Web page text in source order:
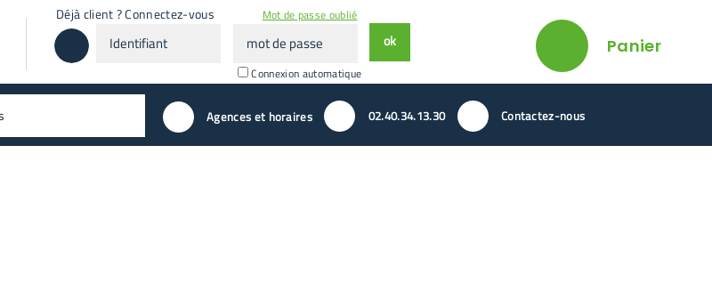
Déjà client ? Connectez-vous
passeConnexion automatique
Mot de passe oublié
ok Panier
valider Agences et horaires 02.40.34.13.30 Contactez-nous